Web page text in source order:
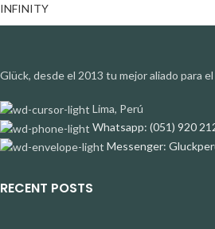
INFINITY
Glück, desde el 2013 tu mejor aliado para
Lima, Perú
Whatsapp: (051) 920
Messenger:
RECENT POSTS